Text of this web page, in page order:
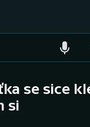
se sice
si